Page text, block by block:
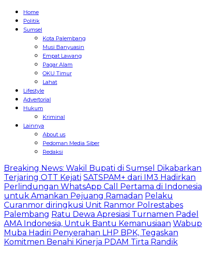
Home
Politik
Sumsel
Kota Palembang
Musi Banyuasin
Empat Lawang
Pagar Alam
OKU Timur
Lahat
Lifestyle
Advertorial
Hukum
Kriminal
Lainnya
About us
Pedoman Media Siber
Redaksi
Breaking News: Wakil Bupati di Sumsel Dikabarkan
Terjaring OTT Kejati SATSPAM+ dari IM3 Hadirkan
Perlindungan WhatsApp Call Pertama di Indonesia
untuk Amankan Pejuang Ramadan Pelaku
Curanmor diringkusi Unit Ranmor Polrestabes
Palembang Ratu Dewa Apresiasi Turnamen Padel
AMA Indonesia, Untuk Bantu Kemanusiaan Wabup
Muba Hadiri Penyerahan LHP BPK, Tegaskan
Komitmen Benahi Kinerja PDAM Tirta Randik